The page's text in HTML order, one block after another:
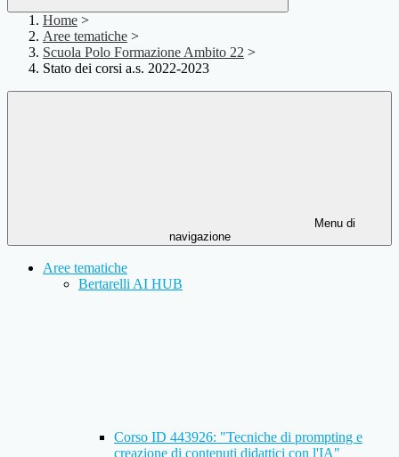
Home >
Aree tematiche >
Scuola Polo Formazione Ambito 22 >
Stato dei corsi a.s. 2022-2023
Menu di
navigazione
Aree tematiche
Bertarelli AI HUB
Corso ID 443926: "Tecniche di prompting e
creazione di contenuti didattici con l'IA"